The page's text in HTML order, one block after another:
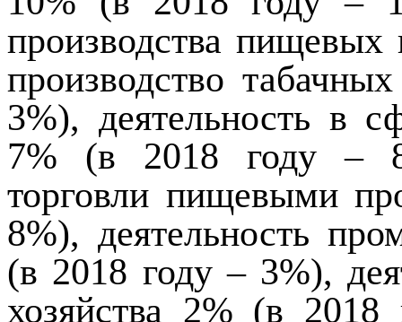
производства пищевых
производство
3%), деятельность в
7% (в 2018 году –
торговли пищевыми
8%), деятельность
(в 2018 году – 3%),
хозяйства 2% (в 2018